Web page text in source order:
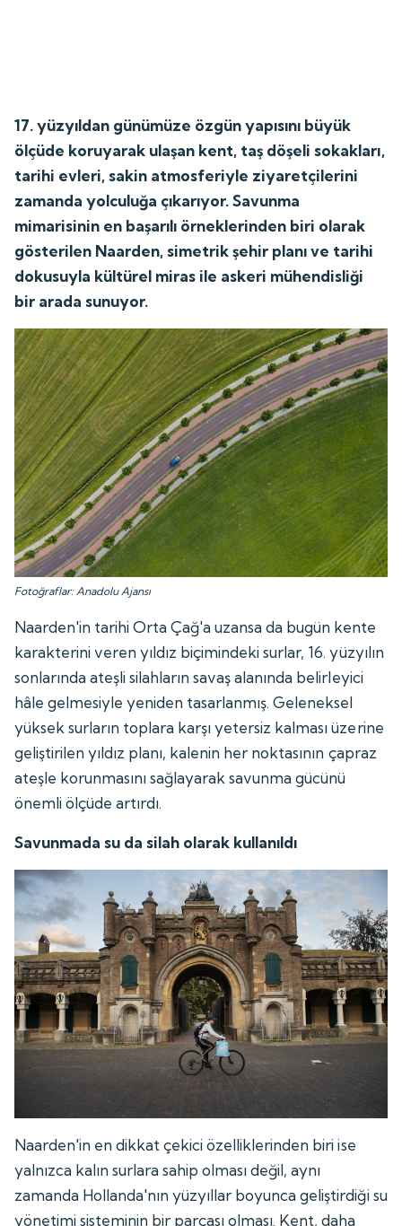
17. yüzyıldan günümüze özgün yapısını büyük
ölçüde koruyarak ulaşan kent, taş döşeli sokakları,
tarihi evleri, sakin atmosferiyle ziyaretçilerini
zamanda yolculuğa çıkarıyor. Savunma
mimarisinin en başarılı örneklerinden biri olarak
gösterilen Naarden, simetrik şehir planı ve tarihi
dokusuyla kültürel miras ile askeri mühendisliği
bir arada sunuyor.
Fotoğraflar: Anadolu Ajansı
Naarden'in tarihi Orta Çağ'a uzansa da bugün kente
karakterini veren yıldız biçimindeki surlar, 16. yüzyılın
sonlarında ateşli silahların savaş alanında belirleyici
hâle gelmesiyle yeniden tasarlanmış. Geleneksel
yüksek surların toplara karşı yetersiz kalması üzerine
geliştirilen yıldız planı, kalenin her noktasının çapraz
ateşle korunmasını sağlayarak savunma gücünü
önemli ölçüde artırdı.
Savunmada su da silah olarak kullanıldı
Naarden'in en dikkat çekici özelliklerinden biri ise
yalnızca kalın surlara sahip olması değil, aynı
zamanda Hollanda'nın yüzyıllar boyunca geliştirdiği su
yönetimi sisteminin bir parçası olması. Kent, daha